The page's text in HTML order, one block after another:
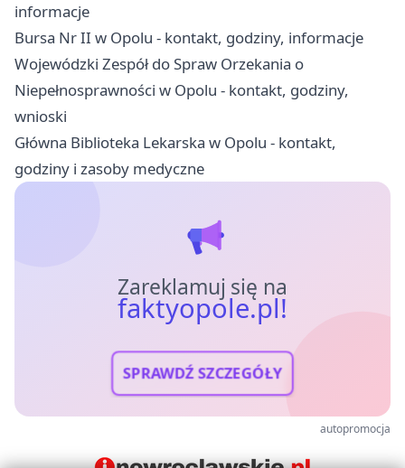
informacje
Bursa Nr II w Opolu - kontakt, godziny, informacje
Wojewódzki Zespół do Spraw Orzekania o
Niepełnosprawności w Opolu - kontakt, godziny,
wnioski
Główna Biblioteka Lekarska w Opolu - kontakt,
godziny i zasoby medyczne
Zareklamuj się na
faktyopole.pl!
SPRAWDŹ SZCZEGÓŁY
autopromocja